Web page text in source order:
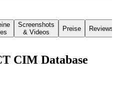
Screenshots
& Videos
Preise Reviews
CIM Database